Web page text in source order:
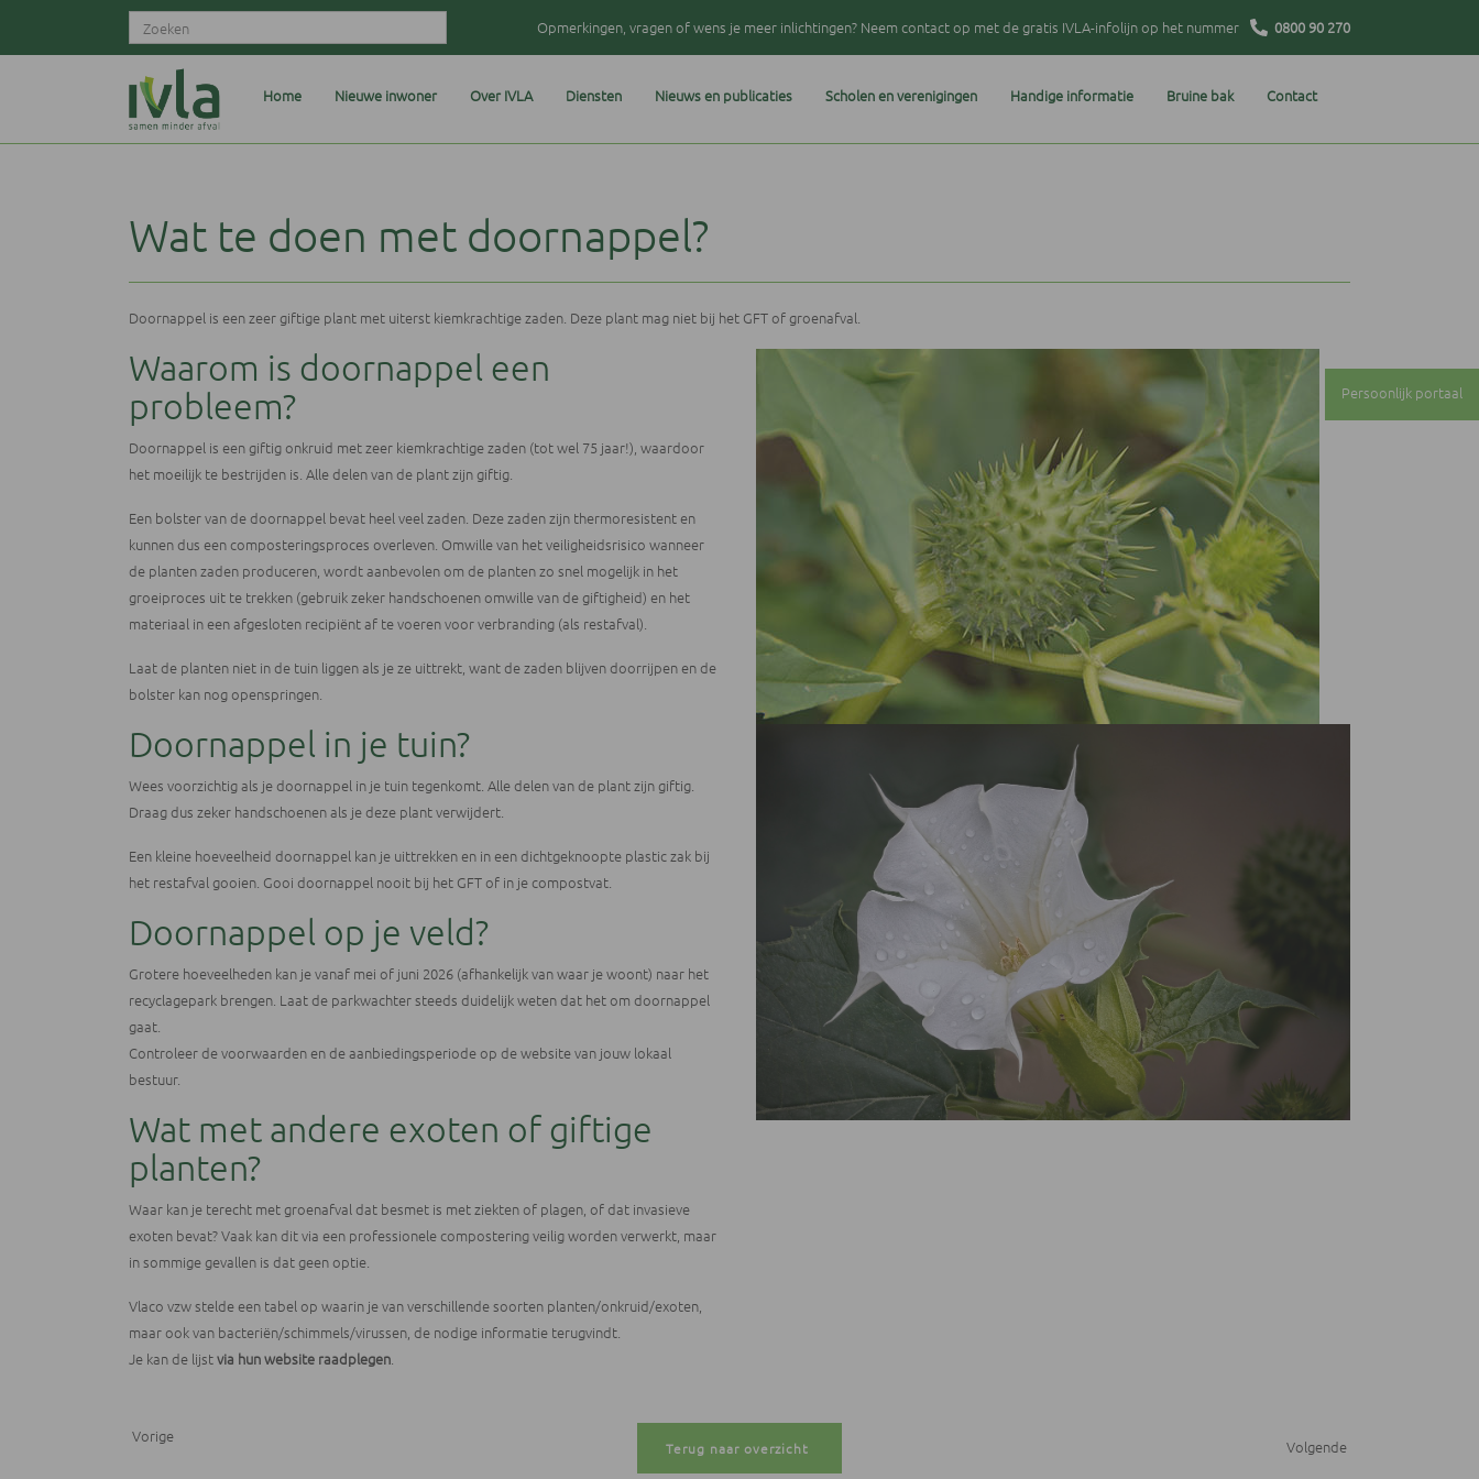
Opmerkingen, vragen of wens je meer inlichtingen? Neem contact op met de gratis IVLA-infolijn op het nummer 0800 90 270
Home Nieuwe inwoner Over IVLA Diensten Nieuws en publicaties Scholen en verenigingen Handige informatie Bruine bak Contact
Persoonlijk portaal
Wat te doen met doornappel?
Doornappel is een zeer giftige plant met uiterst kiemkrachtige zaden. Deze plant mag niet bij het GFT of groenafval.
Waarom is doornappel een
probleem?
Doornappel is een giftig onkruid met zeer kiemkrachtige zaden (tot wel 75 jaar!), waardoor
het moeilijk te bestrijden is. Alle delen van de plant zijn giftig.
Een bolster van de doornappel bevat heel veel zaden. Deze zaden zijn thermoresistent en
kunnen dus een composteringsproces overleven. Omwille van het veiligheidsrisico wanneer
de planten zaden produceren, wordt aanbevolen om de planten zo snel mogelijk in het
groeiproces uit te trekken (gebruik zeker handschoenen omwille van de giftigheid) en het
materiaal in een afgesloten recipiënt af te voeren voor verbranding (als restafval).
Laat de planten niet in de tuin liggen als je ze uittrekt, want de zaden blijven doorrijpen en de
bolster kan nog openspringen.
Doornappel in je tuin?
Wees voorzichtig als je doornappel in je tuin tegenkomt. Alle delen van de plant zijn giftig.
Draag dus zeker handschoenen als je deze plant verwijdert.
Een kleine hoeveelheid doornappel kan je uittrekken en in een dichtgeknoopte plastic zak bij
het restafval gooien. Gooi doornappel nooit bij het GFT of in je compostvat.
Doornappel op je veld?
Grotere hoeveelheden kan je vanaf mei of juni 2026 (afhankelijk van waar je woont) naar het
recyclagepark brengen. Laat de parkwachter steeds duidelijk weten dat het om doornappel
gaat.
Controleer de voorwaarden en de aanbiedingsperiode op de website van jouw lokaal
bestuur.
Wat met andere exoten of giftige
planten?
Waar kan je terecht met groenafval dat besmet is met ziekten of plagen, of dat invasieve
exoten bevat? Vaak kan dit via een professionele compostering veilig worden verwerkt, maar
in sommige gevallen is dat geen optie.
Vlaco vzw stelde een tabel op waarin je van verschillende soorten planten/onkruid/exoten,
maar ook van bacteriën/schimmels/virussen, de nodige informatie terugvindt.
Je kan de lijstvia hun website raadplegen.
Vorige
Volgende
Terug naar overzicht